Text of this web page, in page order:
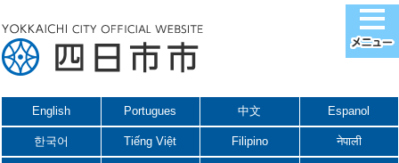
English Portugues 中文 Espanol
한국어 Tiếng Việt Filipino नेपाली